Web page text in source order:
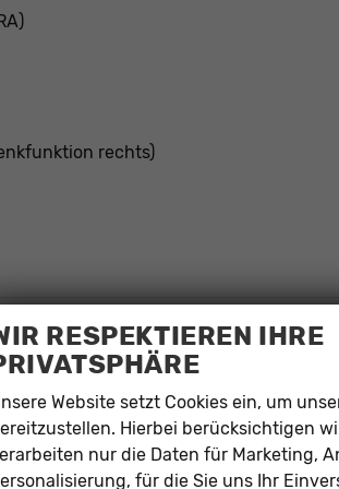
rechts)
Identifizierung des Fahrzeugs
dar. Alle Angaben, Bilder und
abweichen. Abgebildete
sind.Zwischenverkauf, Änderungen
RESPEKTIEREN IHRE
Website setzt Cookies ein, um
Hierbei berücksichtigen
nur die Daten für Marketing,
für die Sie uns Ihr